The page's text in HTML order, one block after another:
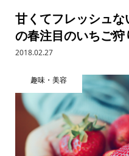
甘くてフレッシュ
の春注目のいちご
2018.02.27
趣味・美容